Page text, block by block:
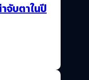
จับตาในปี